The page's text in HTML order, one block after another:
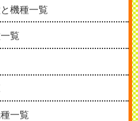
機種一覧
覧
一覧